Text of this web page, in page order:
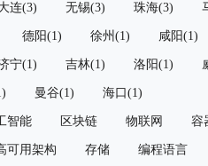
连(3) 无锡(3) 珠海(3)
德阳(1) 徐州(1) 咸阳(1)
宁(1) 吉林(1) 洛阳(1)
曼谷(1) 海口(1)
智能 区块链 物联网 容
可用架构 存储 编程语言